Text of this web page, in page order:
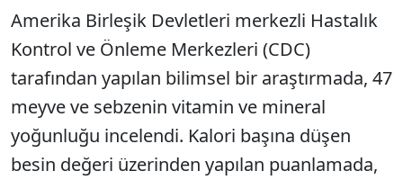
Amerika Birleşik Devletleri merkezli Hastalık
Kontrol ve Önleme Merkezleri (CDC)
tarafından yapılan bilimsel bir araştırmada, 47
meyve ve sebzenin vitamin ve mineral
yoğunluğu incelendi. Kalori başına düşen
besin değeri üzerinden yapılan puanlamada,